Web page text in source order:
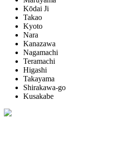
Kōdai Ji
Takao
Kyoto
Nara
Kanazawa
Nagamachi
Teramachi
Higashi
Takayama
Shirakawa-go
Kusakabe